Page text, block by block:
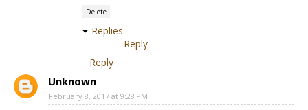
Delete
Replies
Reply
Reply
Unknown
February 8, 2017 at 9:28 PM